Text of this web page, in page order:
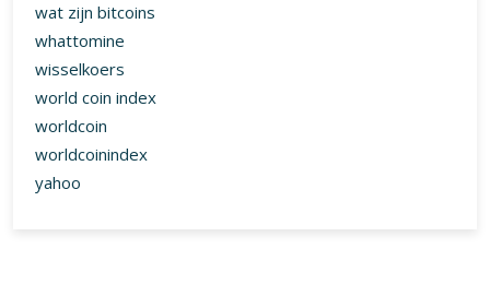
wat zijn bitcoins
whattomine
wisselkoers
world coin index
worldcoin
worldcoinindex
yahoo